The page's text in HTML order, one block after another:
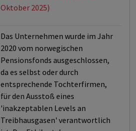
Oktober 2025)
Das Unternehmen wurde im Jahr
2020 vom norwegischen
Pensionsfonds ausgeschlossen,
da es selbst oder durch
entsprechende Tochterfirmen,
für den Ausstoß eines
'inakzeptablen Levels an
Treibhausgasen' verantwortlich